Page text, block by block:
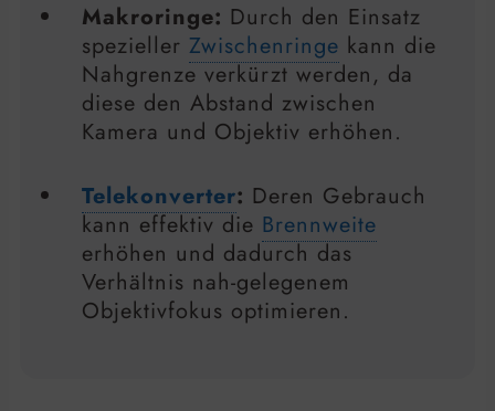
Makroringe: Durch den Einsatz
spezieller Zwischenringe kann die
Nahgrenze verkürzt werden, da
diese den Abstand zwischen
Kamera und Objektiv erhöhen.
Telekonverter: Deren Gebrauch
kann effektiv die Brennweite
erhöhen und dadurch das
Verhältnis nah-gelegenem
Objektivfokus optimieren.